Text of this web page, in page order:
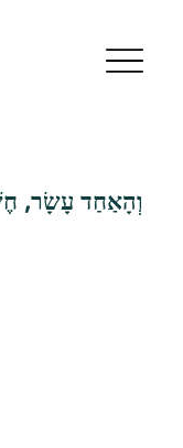
וְהָאַחַד עָשָׂר,